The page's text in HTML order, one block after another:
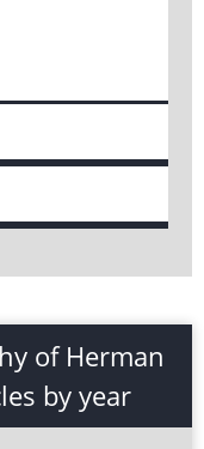
of Herman
by year